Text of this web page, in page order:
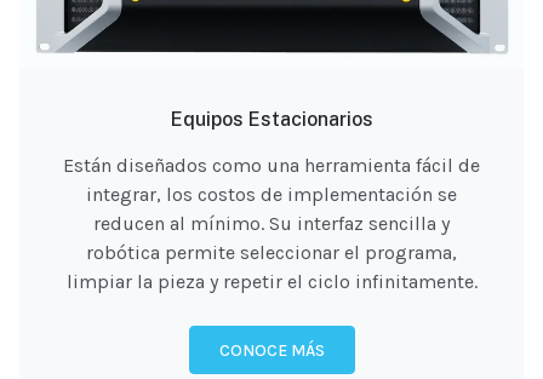
Equipos Estacionarios
Están diseñados como una herramienta fácil de
integrar, los costos de implementación se
reducen al mínimo. Su interfaz sencilla y
robótica permite seleccionar el programa,
limpiar la pieza y repetir el ciclo infinitamente.
CONOCE MÁS